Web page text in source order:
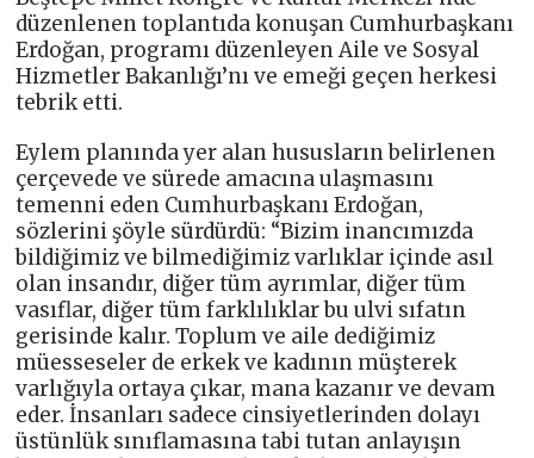
düzenlenen toplantıda konuşan Cumhurbaşkanı
Erdoğan, programı düzenleyen Aile ve Sosyal
Hizmetler Bakanlığı’nı ve emeği geçen herkesi
tebrik etti.
Eylem planında yer alan hususların belirlenen
çerçevede ve sürede amacına ulaşmasını
temenni eden Cumhurbaşkanı Erdoğan,
sözlerini şöyle sürdürdü: “Bizim inancımızda
bildiğimiz ve bilmediğimiz varlıklar içinde asıl
olan insandır, diğer tüm ayrımlar, diğer tüm
vasıflar, diğer tüm farklılıklar bu ulvi sıfatın
gerisinde kalır. Toplum ve aile dediğimiz
müesseseler de erkek ve kadının müşterek
varlığıyla ortaya çıkar, mana kazanır ve devam
eder. İnsanları sadece cinsiyetlerinden dolayı
üstünlük sınıflamasına tabi tutan anlayışın